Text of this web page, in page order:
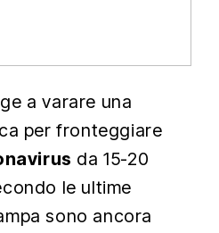
a varare una
per fronteggiare
da 15-20
le ultime
sono ancora